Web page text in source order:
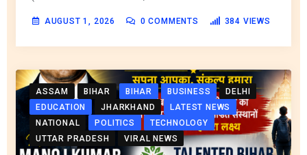
AUGUST 1, 2026 0 COMMENTS 384 VIEWS
ASSAM BIHAR BIHAR BUSINESS
DELHI
EDUCATION
JHARKHAND
LATEST NEWS
NATIONAL
POLITICS
TECHNOLOGY
UTTAR PRADESH
VIRAL NEWS